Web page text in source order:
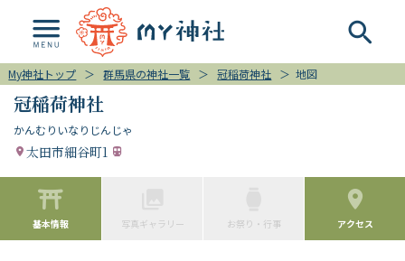
My神社トップ ＞ 群馬県の神社一覧 ＞ 冠稲荷神社 ＞ 地図
冠稲荷神社
かんむりいなりじんじゃ
太田市細谷町1
基本情報 写真ギャラリー お祭り・行事 アクセス